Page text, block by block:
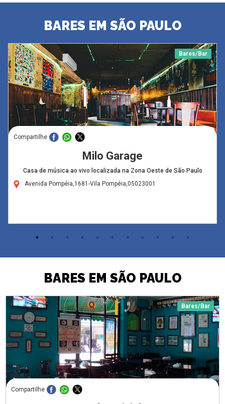
BARES EM SÃO PAULO
Bares/Bar
Compartilhe
Milo Garage
Casa de música ao vivo localizada na Zona Oeste de São Paulo
Avenida Pompéia,1681-Vila Pompéia,05023001
BARES EM SÃO PAULO
Bares/Bar
Compartilhe